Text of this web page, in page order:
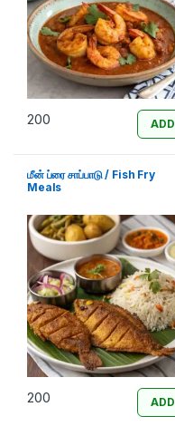
200 ADD
மீன் ப்ரை சாப்பாடு / Fish Fry
Meals
200 ADD